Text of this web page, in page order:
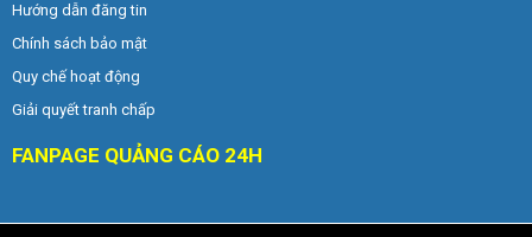
Hướng dẫn đăng tin
Chính sách bảo mật
Quy chế hoạt động
Giải quyết tranh chấp
FANPAGE QUẢNG CÁO 24H